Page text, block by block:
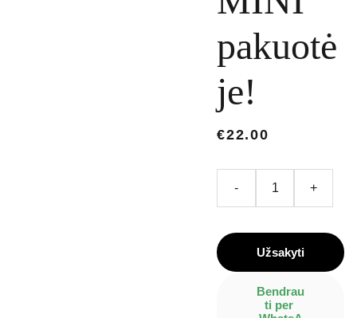
pakuotė
je!
€22.00
- +
Užsakyti
Bendrau
ti per